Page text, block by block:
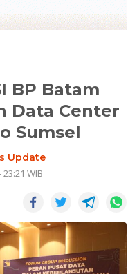
BP Batam
Data Center
Sumsel
Update
WIB